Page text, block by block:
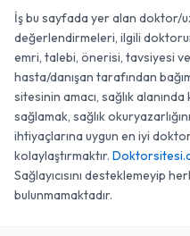
İş bu sayfada yer alan doktor/
değerlendirmeleri, ilgili
emri, talebi, önerisi, tavsiyesi
hasta/danışan tarafından
sitesinin amacı, sağlık
sağlamak, sağlık
ihtiyaçlarına uygun en iyi
kolaylaştırmaktır.
Sağlayıcısını desteklemeyip
bulunmamaktadır.